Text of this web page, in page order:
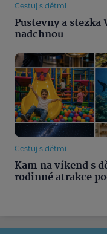
Cestuj s dětmi
Pustevny a
nadchnou
Cestuj s dětmi
Kam na víkend s
rodinné atrakce